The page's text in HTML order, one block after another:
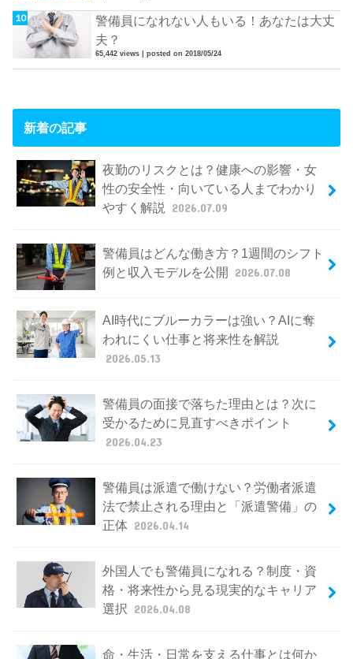
警備員になれない人もいる！あなたは大丈
夫？
65,442 views |posted on 2018/05/24
新着の記事
夜勤のリスクとは？健康への影響・女
性の安全性・向いている人までわかり
やすく解説
2026.07.09
警備員はどんな働き方？1週間のシフト
例と収入モデルを公開 2026.07.08
AI時代にブルーカラーは強い？AIに奪
われにくい仕事と将来性を解説
2026.05.13
警備員の面接で落ちた理由とは？次に
受かるために見直すべきポイント
2026.04.23
警備員は派遣で働けない？労働者派遣
法で禁止される理由と「派遣警備」の
正体 2026.04.14
外国人でも警備員になれる？制度・資
格・将来性から見る現実的なキャリア
選択 2026.04.08
命・生活・日常を支える仕事とは何か